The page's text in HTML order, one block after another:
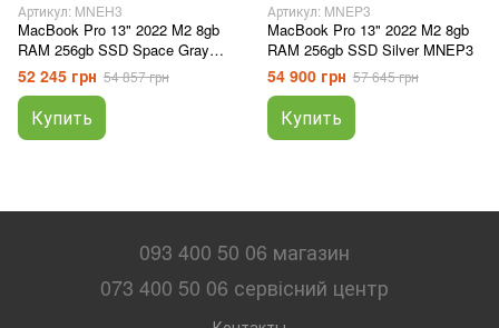
Артикул: MNEH3
MacBook Pro 13" 2022 M2 8gb
RAM 256gb SSD Space Gray
MNEH3
52 245 грн 54 857 грн
Купить
Артикул: MNEP3
MacBook Pro 13" 2022 M2 8gb
RAM 256gb SSD Silver MNEP3
54 900 грн 57 645 грн
Купить
093 400 50 06 магазин
073 400 50 06 сервісний центр